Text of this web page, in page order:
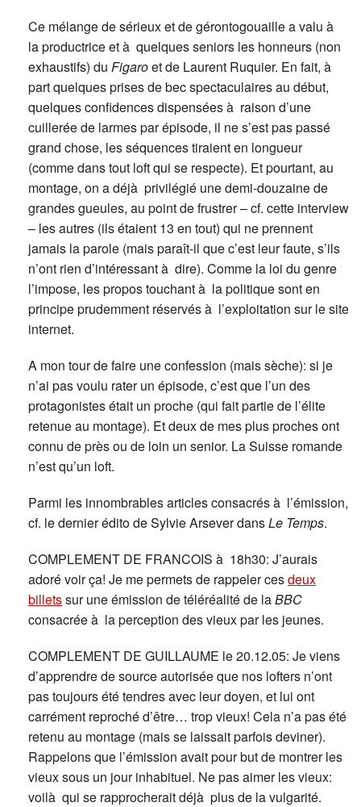
Ce mélange de sérieux et de gérontogouaille a valu à
la productrice et à quelques seniors les honneurs (non
exhaustifs) du Figaroet de Laurent Ruquier. En fait, à
part quelques prises de bec spectaculaires au début,
quelques confidences dispensées à raison d’une
cuillerée de larmes par épisode, il ne s’est pas passé
grand chose, les séquences tiraient en longueur
(comme dans tout loft qui se respecte). Et pourtant, au
montage, on a déjà privilégié une demi-douzaine de
grandes gueules, au point de frustrer – cf. cette interview
– les autres (ils étaient 13 en tout) qui ne prennent
jamais la parole (mais paraît-il que c’est leur faute, s’ils
n’ont rien d’intéressant à dire). Comme la loi du genre
l’impose, les propos touchant à la politique sont en
principe prudemment réservés à l’exploitation sur le site
internet.
A mon tour de faire une confession (mais sèche): si je
n’ai pas voulu rater un épisode, c’est que l’un des
protagonistes était un proche (qui fait partie de l’élite
retenue au montage). Et deux de mes plus proches ont
connu de près ou de loin un senior. La Suisse romande
n’est qu’un loft.
Parmi les innombrables articles consacrés à l’émission,
cf. le dernier édito de Sylvie Arsever dansLe Temps.
COMPLEMENT DE FRANCOIS à 18h30: J’aurais
adoré voir ça! Je me permets de rappeler cesdeux
billetssur une émission de téléréalité de laBBC
consacrée à la perception des vieux par les jeunes.
COMPLEMENT DE GUILLAUME le 20.12.05: Je viens
d’apprendre de source autorisée que nos lofters n’ont
pas toujours été tendres avec leur doyen, et lui ont
carrément reproché d’être… trop vieux! Cela n’a pas été
retenu au montage (mais se laissait parfois deviner).
Rappelons que l’émission avait pour but de montrer les
vieux sous un jour inhabituel. Ne pas aimer les vieux:
voilà qui se rapprocherait déjà plus de la vulgarité.